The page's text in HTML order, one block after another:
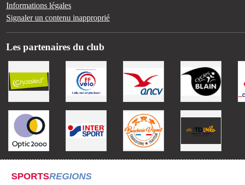
Informations légales
Signaler un contenu inapproprié
Les partenaires du club
SPORTSREGIONS